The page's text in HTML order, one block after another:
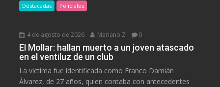
Destacadas Policiales
4 de agosto de 2026 Mariano Z 0
El Mollar: hallan muerto a un joven atascado
en el ventiluz de un club
La víctima fue identificada como Franco Damián
Álvarez, de 27 años, quien contaba con antecedentes